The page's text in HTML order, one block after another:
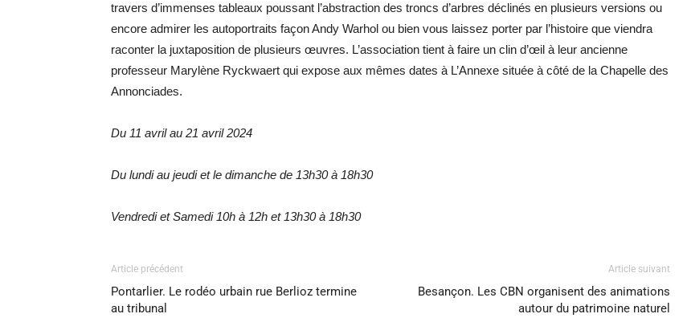
travers d’immenses tableaux poussant l’abstraction des troncs d’arbres déclinés en plusieurs versions ou
encore admirer les autoportraits façon Andy Warhol ou bien vous laissez porter par l’histoire que viendra
raconter la juxtaposition de plusieurs œuvres. L’association tient à faire un clin d’œil à leur ancienne
professeur Marylène Ryckwaert qui expose aux mêmes dates à L’Annexe située à côté de la Chapelle des
Annonciades.
Du 11 avril au 21 avril 2024
Du lundi au jeudi et le dimanche de 13h30 à 18h30
Vendredi et Samedi 10h à 12h et 13h30 à 18h30
Article précédent
Pontarlier. Le rodéo urbain rue Berlioz termine
au tribunal
Article suivant
Besançon. Les CBN organisent des animations
autour du patrimoine naturel